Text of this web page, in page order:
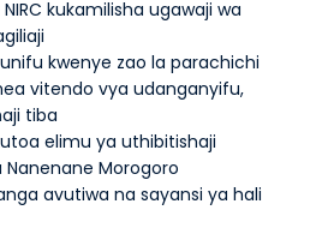
kukamilisha ugawaji wa
kwenye zao la parachichi
vitendo vya udanganyifu,
tiba
elimu ya uthibitishaji
Morogoro
avutiwa na sayansi ya hali